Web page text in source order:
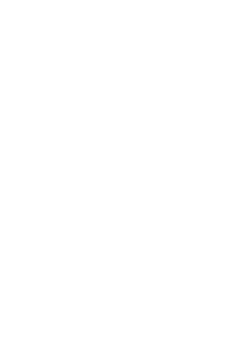
بعد مسار نضالي طويل.. إدماج جميع أساتذة